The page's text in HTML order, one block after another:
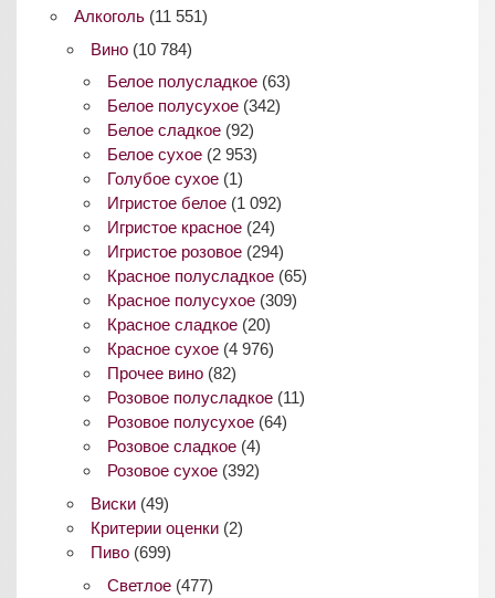
Алкоголь(11 551)
Вино(10 784)
Белое полусладкое (63)
Белое полусухое (342)
Белое сладкое (92)
Белое сухое (2 953)
Голубое сухое (1)
Игристое белое (1 092)
Игристое красное (24)
Игристое розовое (294)
Красное полусладкое (65)
Красное полусухое (309)
Красное сладкое (20)
Красное сухое (4 976)
Прочее вино (82)
Розовое полусладкое (11)
Розовое полусухое (64)
Розовое сладкое (4)
Розовое сухое (392)
Виски(49)
Критерии оценки(2)
Пиво(699)
Светлое (477)